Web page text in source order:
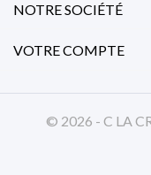
NOTRE SOCIÉTÉ
VOTRE COMPTE
© 2026 - C LA